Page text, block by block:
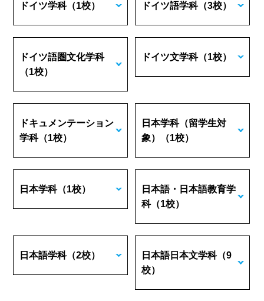
ドイツ学科（1校） ドイツ語学科（3校）
ドイツ語圏文化学科
（1校）
ドイツ文学科（1校）
ドキュメンテーション
学科（1校）
日本学科（留学生対
象）
（1校）
日本学科（1校）
日本語・日本語教育学
科（1校）
日本語学科（2校） 日本語日本文学科（9
校）